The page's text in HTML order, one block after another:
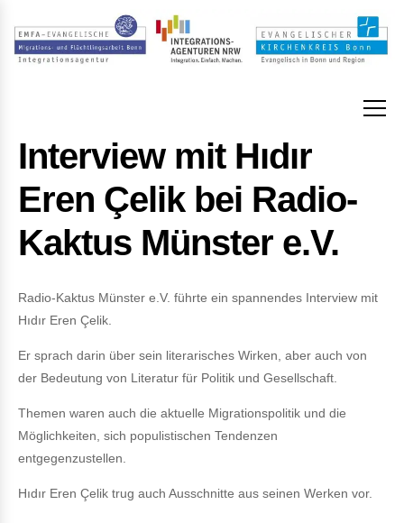
Interview mit Hıdır
Eren Çelik bei Radio-
Kaktus Münster e.V.
Radio-Kaktus Münster e.V. führte ein spannendes Interview mit
Hıdır Eren Çelik.
Er sprach darin über sein literarisches Wirken, aber auch von
der Bedeutung von Literatur für Politik und Gesellschaft.
Themen waren auch die aktuelle Migrationspolitik und die
Möglichkeiten, sich populistischen Tendenzen
entgegenzustellen.
Hıdır Eren Çelik trug auch Ausschnitte aus seinen Werken vor.